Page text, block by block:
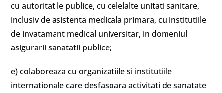
cu autoritatile publice, cu celelalte unitati sanitare,
inclusiv de asistenta medicala primara, cu institutiile
de invatamant medical universitar, in domeniul
asigurarii sanatatii publice;
e) colaboreaza cu organizatiile si institutiile
internationale care desfasoara activitati de sanatate